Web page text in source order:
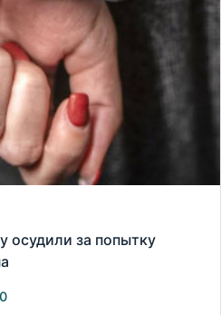
осудили за попытку
0